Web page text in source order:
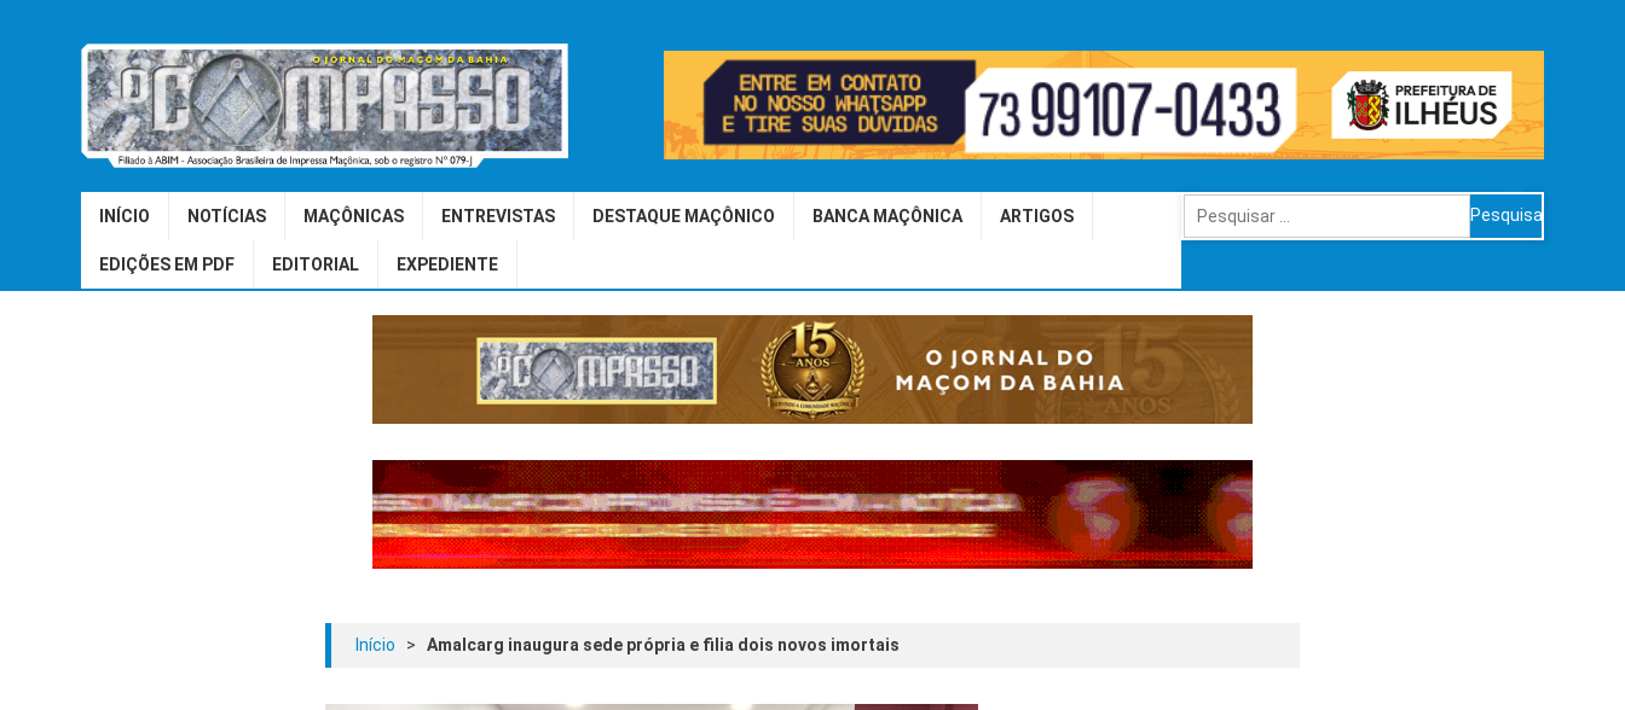
INÍCIO NOTÍCIAS MAÇÔNICAS ENTREVISTAS DESTAQUE MAÇÔNICO BANCA MAÇÔNICA ARTIGOS
EDIÇÕES EM PDF EDITORIAL EXPEDIENTE
Pesquisar
por:
Início > Amalcarg inaugura sede própria e filia dois novos imortais